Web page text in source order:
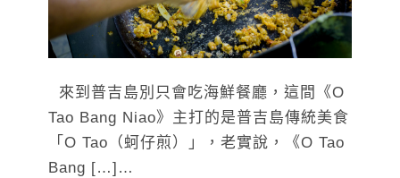
來到普吉島別只會吃海鮮餐廳，這間《O
Tao Bang Niao》主打的是普吉島傳統美食
「O Tao（蚵仔煎）」，老實說，《O Tao
Bang […]…